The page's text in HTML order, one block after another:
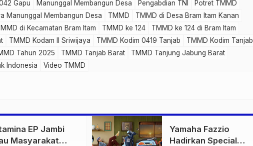
Gapu Manunggal Membangun Desa Pengabdian TNI
Potret TMMD
Manunggal Membangun Desa TMMD
TMMD di Desa Bram Itam Kanan
di Kecamatan Bram Itam TMMD ke 124
TMMD ke 124 di Bram Itam
TMMD Kodam II Sriwijaya TMMD Kodim 0419 Tanjab
TMMD Kodim Tanjab
Tahun 2025 TMMD Tanjab Barat
TMMD Tanjung Jabung Barat
Indonesia Video TMMD
EP Jambi
Masyarakat
Yamaha Fazzio
Hadirkan Special